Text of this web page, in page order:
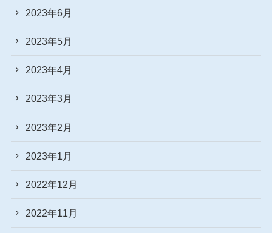
2023年6月
2023年5月
2023年4月
2023年3月
2023年2月
2023年1月
2022年12月
2022年11月